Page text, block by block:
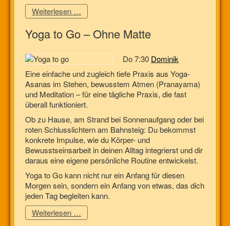
Weiterlesen …
Yoga to Go – Ohne Matte
Do 7:30 Dominik
Eine einfache und zugleich tiefe Praxis aus Yoga-
Asanas im Stehen, bewusstem Atmen (Pranayama)
und Meditation – für eine tägliche Praxis, die fast
überall funktioniert.
Ob zu Hause, am Strand bei Sonnenaufgang oder bei
roten Schlusslichtern am Bahnsteig: Du bekommst
konkrete Impulse, wie du Körper- und
Bewusstseinsarbeit in deinen Alltag integrierst und dir
daraus eine eigene persönliche Routine entwickelst.
Yoga to Go kann nicht nur ein Anfang für diesen
Morgen sein, sondern ein Anfang von etwas, das dich
jeden Tag begleiten kann.
Weiterlesen …